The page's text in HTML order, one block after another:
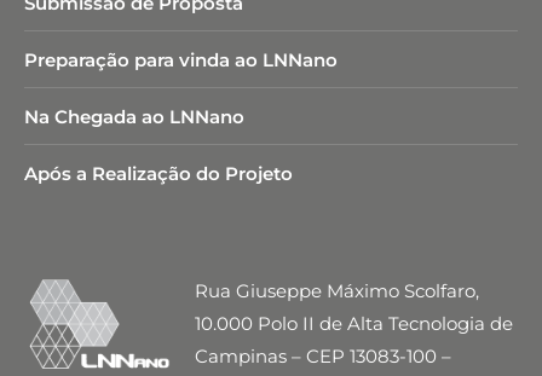
Preparação para vinda ao LNNano
Na Chegada ao LNNano
Após a Realização do Projeto
Rua Giuseppe Máximo Scolfaro,
10.000 Polo II de Alta Tecnologia de
Campinas – CEP 13083-100 –